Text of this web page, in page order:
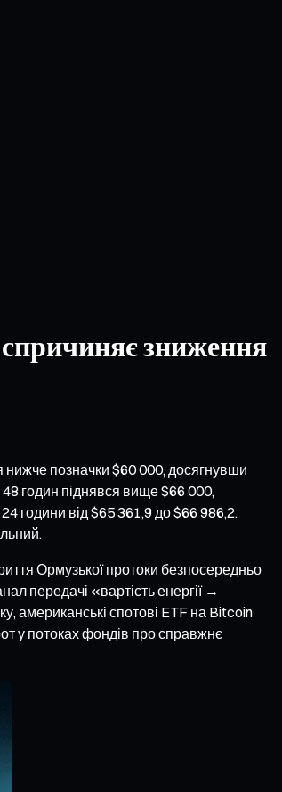
зниження
нижче позначки $60 000, досягнувши
годин піднявся вище $66 000,
години від $65 361,9 до $66 986,2.
Ормузької протоки безпосередньо
передачі «вартість енергії →
американські спотові ETF на Bitcoin
у потоках фондів про справжнє